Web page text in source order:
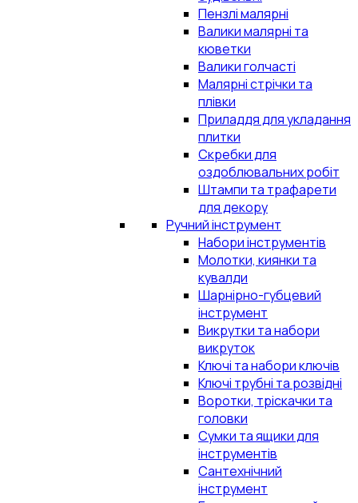
Пензлі малярні
Валики малярні та
кюветки
Валики голчасті
Малярні стрічки та
плівки
Приладдя для укладання
плитки
Скребки для
оздоблювальних робіт
Штампи та трафарети
для декору
Ручний інструмент
Набори інструментів
Молотки, киянки та
кувалди
Шарнірно-губцевий
інструмент
Викрутки та набори
викруток
Ключі та набори ключів
Ключі трубні та розвідні
Воротки, тріскачки та
головки
Сумки та ящики для
інструментів
Сантехнічний
інструмент